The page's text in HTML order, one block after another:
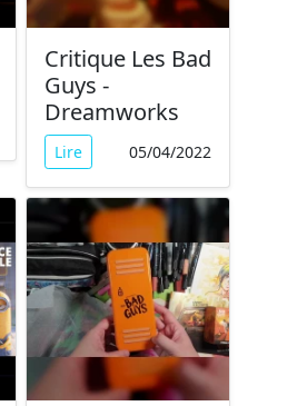
Critique Les Bad
Guys -
Dreamworks
Lire 05/04/2022